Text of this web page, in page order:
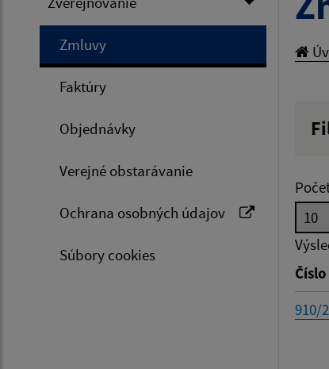
Zmluvy
Faktúry
Objednávky
Verejné obstarávanie
Ochrana osobných údajov
Súbory cookies
Číslo
910/